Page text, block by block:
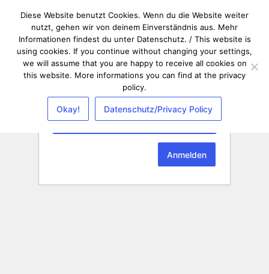
Passwort
Diese Website benutzt Cookies. Wenn du die Website weiter
nutzt, gehen wir von deinem Einverständnis aus. Mehr
Informationen findest du unter Datenschutz. / This website is
using cookies. If you continue without changing your settings,
we will assume that you are happy to receive all cookies on
this website. More informations you can find at the privacy
policy.
Okay! Datenschutz/Privacy Policy